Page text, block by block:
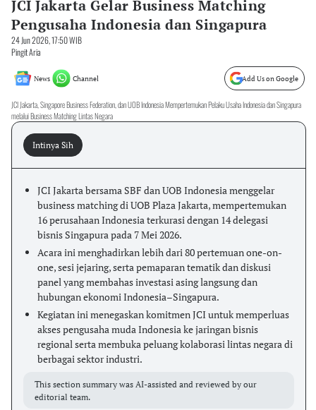
JCI Jakarta Gelar Business Matching
Pengusaha Indonesia dan Singapura
24 Jun 2026, 17:50 WIB
Pingit Aria
News Channel Add Us on Google
JCI Jakarta, Singapore Business Federation, dan UOB Indonesia Mempertemukan Pelaku Usaha Indonesia dan Singapura
melalui Business Matching Lintas Negara
Intinya Sih
JCI Jakarta bersama SBF dan UOB Indonesia menggelar
business matching di UOB Plaza Jakarta, mempertemukan
16 perusahaan Indonesia terkurasi dengan 14 delegasi
bisnis Singapura pada 7 Mei 2026.
Acara ini menghadirkan lebih dari 80 pertemuan one-on-
one, sesi jejaring, serta pemaparan tematik dan diskusi
panel yang membahas investasi asing langsung dan
hubungan ekonomi Indonesia–Singapura.
Kegiatan ini menegaskan komitmen JCI untuk memperluas
akses pengusaha muda Indonesia ke jaringan bisnis
regional serta membuka peluang kolaborasi lintas negara di
berbagai sektor industri.
This section summary was AI-assisted and reviewed by our
editorial team.